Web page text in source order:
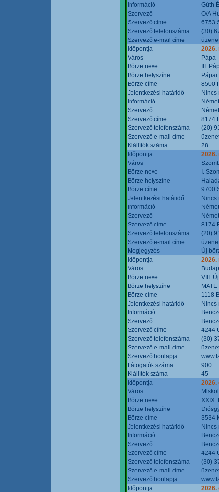
Információ
Gúth
Szervező
O/A
Szervező címe
6753
Szervező telefonszáma
(30)
Szervező e-mail címe
Időpontja
2026.
Város
Pápa
Börze neve
III.
Börze helyszíne
Pápai
Börze címe
8500
Jelentkezési határidő
Nincs
Információ
Szervező
Szervező címe
8174
Szervező telefonszáma
(20)
Szervező e-mail címe
Kiállítók száma
28
Időpontja
2026.
Város
Börze neve
I.
Börze helyszíne
Börze címe
9700
Jelentkezési határidő
Nincs
Információ
Szervező
Szervező címe
8174
Szervező telefonszáma
(20)
Szervező e-mail címe
Megjegyzés
Új
Időpontja
2026.
Város
Börze neve
VIII.
Börze helyszíne
Börze címe
1118
Jelentkezési határidő
Nincs
Információ
Szervező
Szervező címe
4244
Szervező telefonszáma
(30)
Szervező e-mail címe
Szervező honlapja
Látogatók száma
900
Kiállítók száma
45
Időpontja
2026.
Város
Börze neve
XXIX.
Börze helyszíne
Börze címe
3534
Jelentkezési határidő
Nincs
Információ
Szervező
Szervező címe
4244
Szervező telefonszáma
(30)
Szervező e-mail címe
Szervező honlapja
Időpontja
2026.